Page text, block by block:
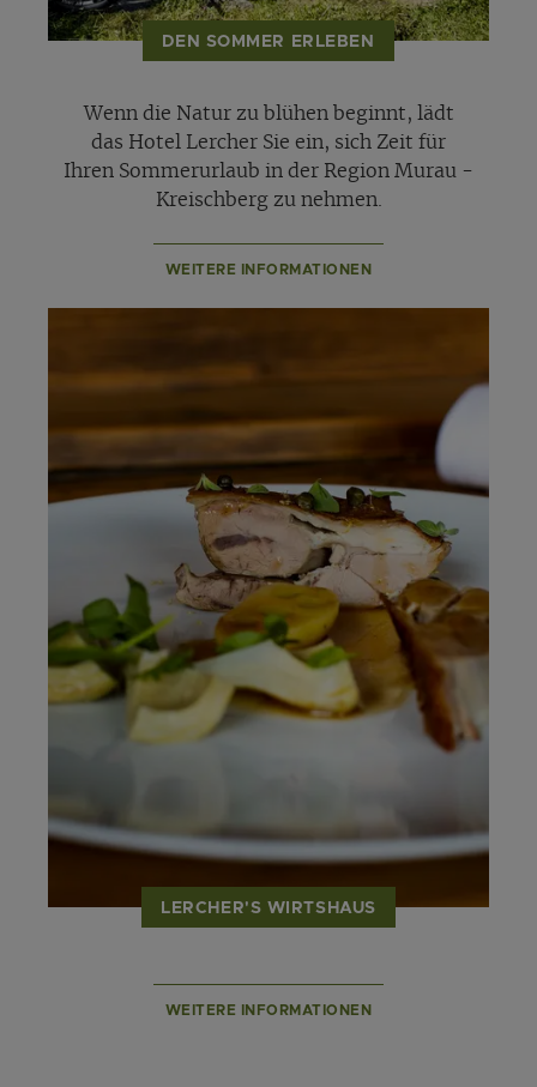
DEN SOMMER ERLEBEN
Wenn die Natur zu blühen beginnt, lädt
das Hotel Lercher Sie ein, sich Zeit für
Ihren Sommerurlaub in der Region Murau -
Kreischberg zu nehmen.
WEITERE INFORMATIONEN
LERCHER'S WIRTSHAUS
WEITERE INFORMATIONEN